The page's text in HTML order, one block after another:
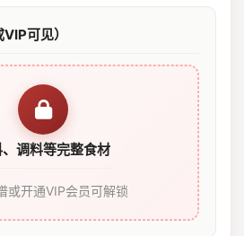
可见）
调料等完整食材
或开通VIP会员可解锁